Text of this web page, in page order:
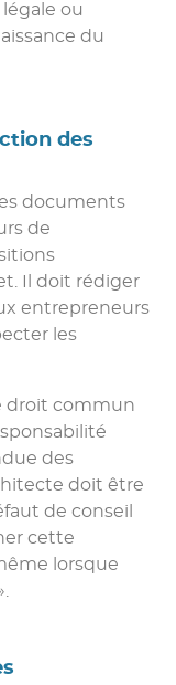
ou
du
des
documents
de
Il doit rédiger
entrepreneurs
les
droit commun
des
doit être
de conseil
cette
lorsque